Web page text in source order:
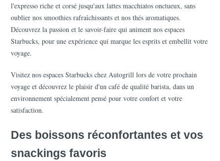
l'expresso riche et corsé jusqu'aux lattes macchiatos onctueux, sans
oublier nos smoothies rafraîchissants et nos thés aromatiques.
Découvrez la passion et le savoir-faire qui animent nos espaces
Starbucks, pour une expérience qui marque les esprits et embellit votre
voyage.
Visitez nos espaces Starbucks chez Autogrill lors de votre prochain
voyage et découvrez le plaisir d'un café de qualité barista, dans un
environnement spécialement pensé pour votre confort et votre
satisfaction.
Des boissons réconfortantes et vos
snackings favoris